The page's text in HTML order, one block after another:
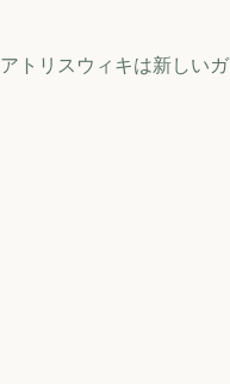
アトリスウィキは新しい